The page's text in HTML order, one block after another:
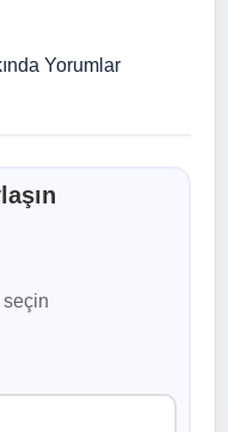
Yorumlar
seçin